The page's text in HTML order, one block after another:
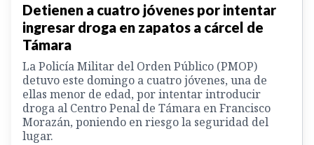
Detienen a cuatro jóvenes por intentar
ingresar droga en zapatos a cárcel de
Támara
La Policía Militar del Orden Público (PMOP)
detuvo este domingo a cuatro jóvenes, una de
ellas menor de edad, por intentar introducir
droga al Centro Penal de Támara en Francisco
Morazán, poniendo en riesgo la seguridad del
lugar.